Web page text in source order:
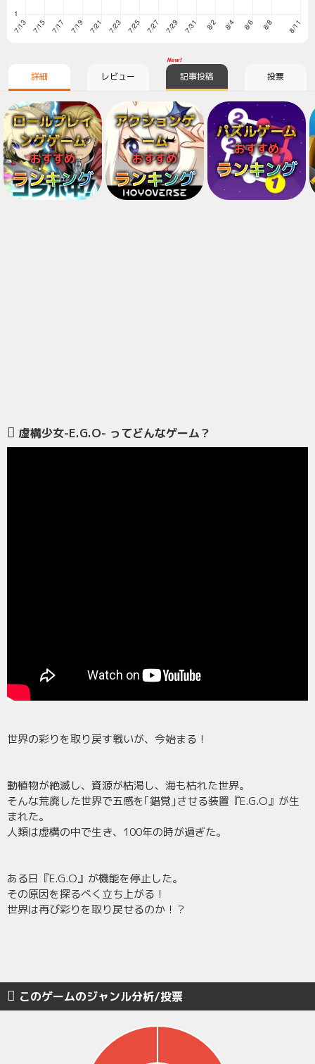
詳細 レビュー
New!
記事投稿 投票
ロールプレイ
ングゲーム
おすすめ
ランキング
アクションゲ
ーム
おすすめ
ランキング
パズルゲーム
おすすめ
ランキング
虚構少女-E.G.O- ってどんなゲーム？
世界の彩りを取り戻す戦いが、今始まる！
動植物が絶滅し、資源が枯渇し、海も枯れた世界。
そんな荒廃した世界で五感を｢錯覚｣させる装置『E.G.O』が生
まれた。
人類は虚構の中で生き、100年の時が過ぎた。
ある日『E.G.O』が機能を停止した。
その原因を探るべく立ち上がる！
世界は再び彩りを取り戻せるのか！？
このゲームのジャンル分析/投票